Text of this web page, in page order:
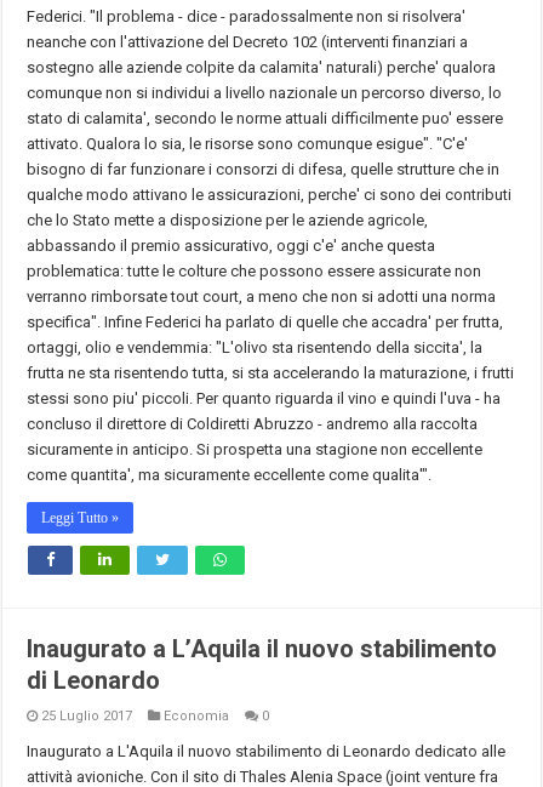
Federici. "Il problema - dice - paradossalmente non si risolvera'
neanche con l'attivazione del Decreto 102 (interventi finanziari a
sostegno alle aziende colpite da calamita' naturali) perche' qualora
comunque non si individui a livello nazionale un percorso diverso, lo
stato di calamita', secondo le norme attuali difficilmente puo' essere
attivato. Qualora lo sia, le risorse sono comunque esigue". "C'e'
bisogno di far funzionare i consorzi di difesa, quelle strutture che in
qualche modo attivano le assicurazioni, perche' ci sono dei contributi
che lo Stato mette a disposizione per le aziende agricole,
abbassando il premio assicurativo, oggi c'e' anche questa
problematica: tutte le colture che possono essere assicurate non
verranno rimborsate tout court, a meno che non si adotti una norma
specifica". Infine Federici ha parlato di quelle che accadra' per frutta,
ortaggi, olio e vendemmia: "L'olivo sta risentendo della siccita', la
frutta ne sta risentendo tutta, si sta accelerando la maturazione, i frutti
stessi sono piu' piccoli. Per quanto riguarda il vino e quindi l'uva - ha
concluso il direttore di Coldiretti Abruzzo - andremo alla raccolta
sicuramente in anticipo. Si prospetta una stagione non eccellente
come quantita', ma sicuramente eccellente come qualita'".
Leggi Tutto »
Inaugurato a L’Aquila il nuovo stabilimento
di Leonardo
25 Luglio 2017 Economia 0
Inaugurato a L'Aquila il nuovo stabilimento di Leonardo dedicato alle
attività avioniche. Con il sito di Thales Alenia Space (joint venture fra